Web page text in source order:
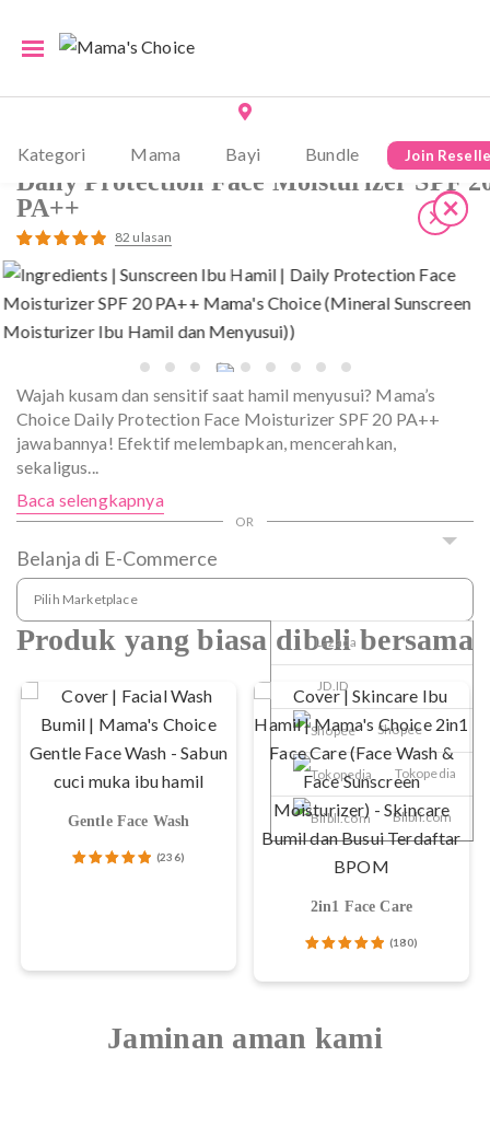
Kategori Mama Bayi Bundle Join
/ Daily Protection Face Moisturizer SPF 20
Daily Protection Face Moisturizer SPF
PA++
Peringkat
4.94dari 5
82
penilaian
82 ulasan
Wajah kusam dan sensitif saat hamil menyusui? Mama’s
Choice Daily Protection Face Moisturizer SPF 20 PA++
jawabannya! Efektif melembapkan, mencerahkan,
sekaligus...
Baca selengkapnya
Belanja di E-Commerce
Pilih Marketplace
Lazada
JD.ID
Shopee
Tokopedia
Blibli.com
Produk yang biasa dibeli bersama
Gentle Face Wash
(236)
2in1 Face Care
4.97dari
(180)
Jaminan aman kami
×
××